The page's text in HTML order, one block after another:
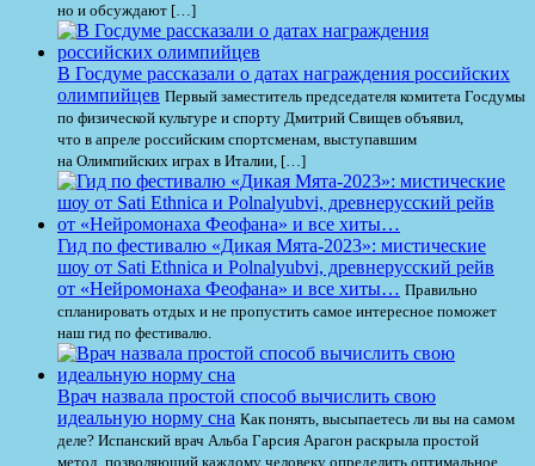
но и обсуждают […]
В Госдуме рассказали о датах награждения российских
олимпийцев Первый заместитель председателя комитета Госдумы
по физической культуре и спорту Дмитрий Свищев объявил,
что в апреле российским спортсменам, выступавшим
на Олимпийских играх в Италии, […]
Гид по фестивалю «Дикая Мята-2023»: мистические
шоу от Sati Ethnica и Polnalyubvi, древнерусский рейв
от «Нейромонаха Феофана» и все хиты… Правильно
спланировать отдых и не пропустить самое интересное поможет
наш гид по фестивалю.
Врач назвала простой способ вычислить свою
идеальную норму сна Как понять, высыпаетесь ли вы на самом
деле? Испанский врач Альба Гарсия Арагон раскрыла простой
метод, позволяющий каждому человеку определить оптимальное